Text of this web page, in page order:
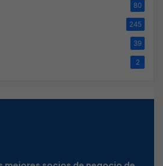
80
245
39
2